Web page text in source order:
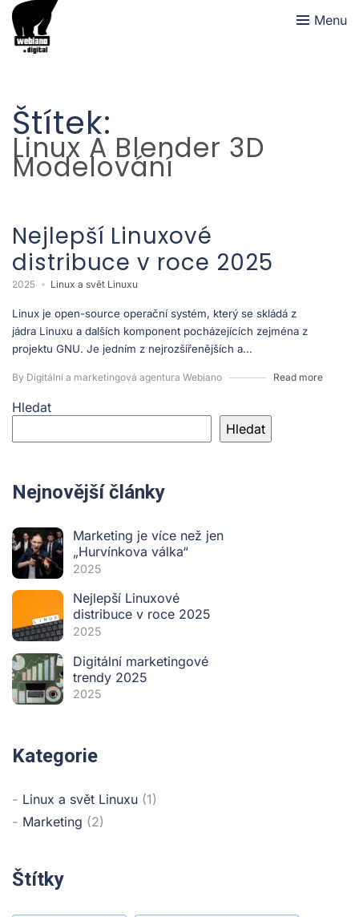
Menu
Štítek:
Linux A Blender 3D
Modelování
Nejlepší Linuxové
distribuce v roce 2025
2025 Linux a svět Linuxu
Linux je open-source operační systém, který se skládá z
jádra Linuxu a dalších komponent pocházejících zejména z
projektu GNU. Je jedním z nejrozšířenějších a...
By Digitální a marketingová agentura Webiano Read more
Hledat
Hledat
Nejnovější články
Marketing je více než jen
„Hurvínkova válka“
2025
Nejlepší Linuxové
distribuce v roce 2025
2025
Digitální marketingové
trendy 2025
2025
Kategorie
Linux a svět Linuxu (1)
Marketing (2)
Štítky